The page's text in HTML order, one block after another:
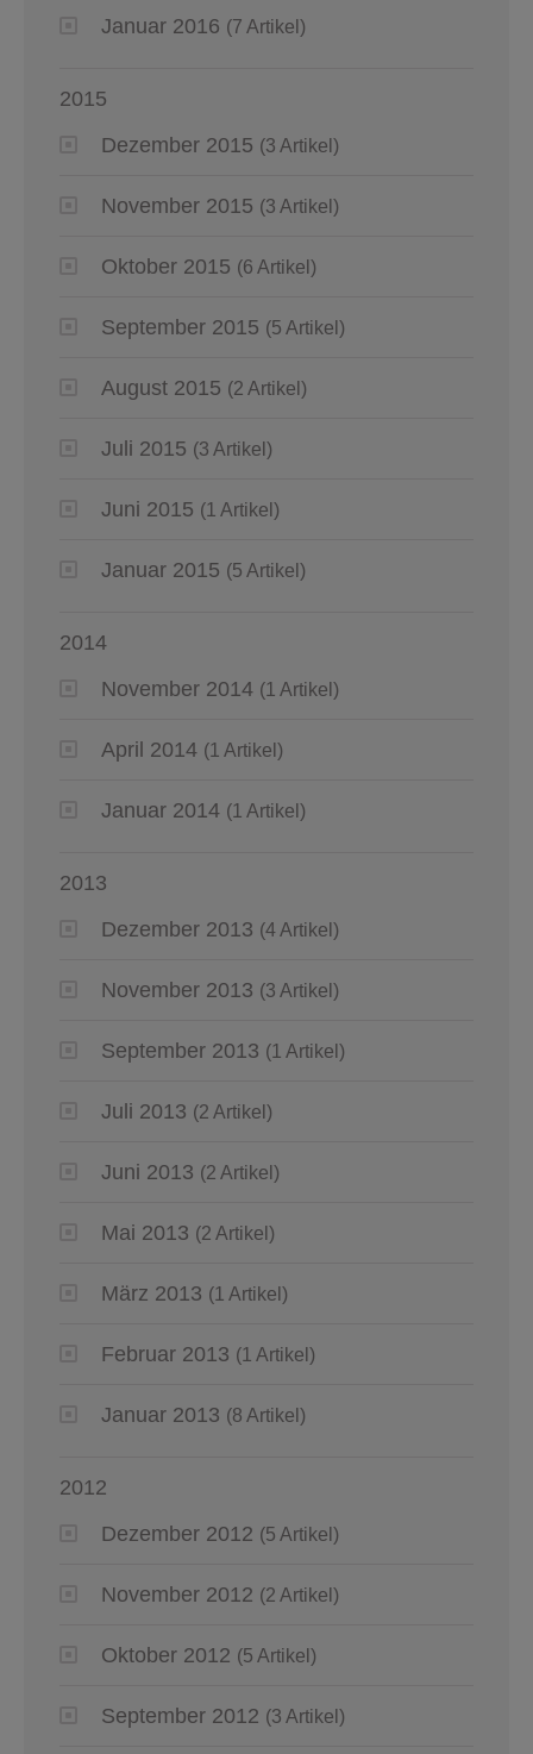
Januar 2016 (7 Artikel)
2015
Dezember 2015 (3 Artikel)
November 2015 (3 Artikel)
Oktober 2015 (6 Artikel)
September 2015 (5 Artikel)
August 2015 (2 Artikel)
Juli 2015 (3 Artikel)
Juni 2015 (1 Artikel)
Januar 2015 (5 Artikel)
2014
November 2014 (1 Artikel)
April 2014 (1 Artikel)
Januar 2014 (1 Artikel)
2013
Dezember 2013 (4 Artikel)
November 2013 (3 Artikel)
September 2013 (1 Artikel)
Juli 2013 (2 Artikel)
Juni 2013 (2 Artikel)
Mai 2013 (2 Artikel)
März 2013 (1 Artikel)
Februar 2013 (1 Artikel)
Januar 2013 (8 Artikel)
2012
Dezember 2012 (5 Artikel)
November 2012 (2 Artikel)
Oktober 2012 (5 Artikel)
September 2012 (3 Artikel)